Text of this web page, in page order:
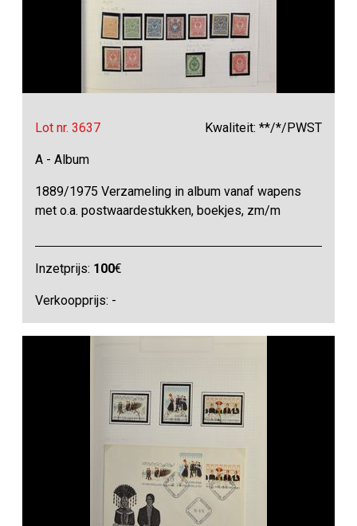
Lot nr. 3637 Kwaliteit: **/*/PWST
A - Album
1889/1975 Verzameling in album vanaf wapens
met o.a. postwaardestukken, boekjes, zm/m
Inzetprijs: 100€
Verkoopprijs: -